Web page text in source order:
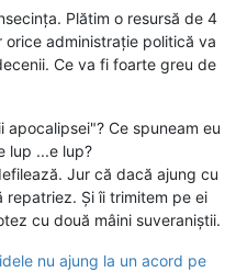
Plătim o resursă de 4
administrație politică va
Ce va fi foarte greu de
Ce spuneam eu
lup ...e lup?
Jur că dacă ajung cu
repatriez. Și îi trimitem pe ei
cu două mâini suveraniștii.
nu ajung la un acord pe